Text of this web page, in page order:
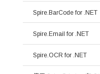
Spire.BarCode for .NET
Spire.Email for .NET
Spire.OCR for .NET